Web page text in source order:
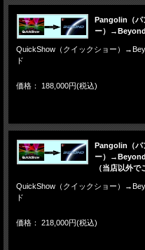
Pangolin（パ
ー）
QuickShow（クイックショー）
ド
価格： 188,000円(税込)
Pangolin（パ
ー）
（当店以外
QuickShow（クイックショー）
ド
価格： 218,000円(税込)